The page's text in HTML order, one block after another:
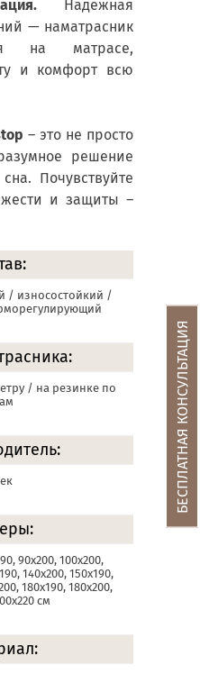
Надежная
— наматрасник
на матрасе,
и комфорт всю
– это не просто
решение
Почувствуйте
и защиты –
/ износостойкий /
/ на резинке по
90х200, 100х200,
140х200, 150х190,
180х190, 180х200,
см
БЕСПЛАТНАЯ КОНСУЛЬТАЦИЯ